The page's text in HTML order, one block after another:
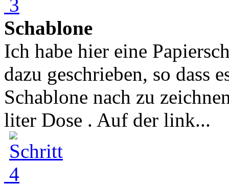
Schablone
Ich habe hier eine
dazu geschrieben, so dass
Schablone nach zu
liter Dose . Auf der link...